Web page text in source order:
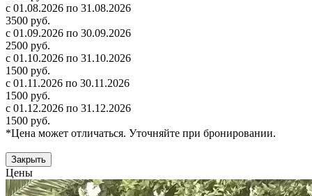
с 01.08.2026 по 31.08.2026
3500 руб.
с 01.09.2026 по 30.09.2026
2500 руб.
с 01.10.2026 по 31.10.2026
1500 руб.
с 01.11.2026 по 30.11.2026
1500 руб.
с 01.12.2026 по 31.12.2026
1500 руб.
*Цена может отличаться. Уточняйте при бронировании.
Закрыть
Цены